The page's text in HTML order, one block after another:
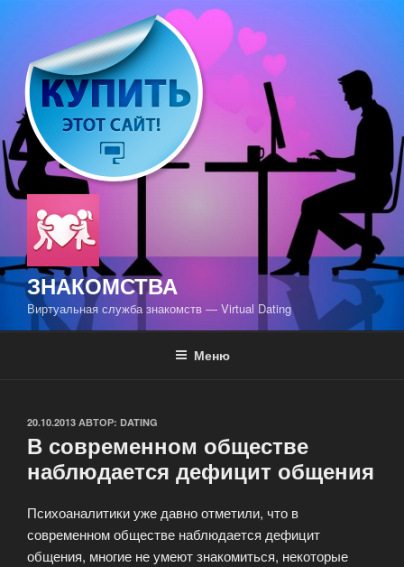
содержимому
ЗНАКОМСТВА
Виртуальная служба знакомств — Virtual Dating
Меню
ОПУБЛИКОВАНО
20.10.2013 АВТОР: DATING
В современном обществе
наблюдается дефицит общения
Психоаналитики уже давно отметили, что в
современном обществе наблюдается дефицит
общения, многие не умеют знакомиться, некоторые